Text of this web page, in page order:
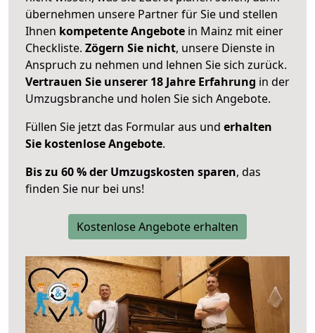
übernehmen unsere Partner für Sie und stellen
Ihnen kompetente Angebote in Mainz mit einer
Checkliste. Zögern Sie nicht, unsere Dienste in
Anspruch zu nehmen und lehnen Sie sich zurück.
Vertrauen Sie unserer 18 Jahre Erfahrung in der
Umzugsbranche und holen Sie sich Angebote.
Füllen Sie jetzt das Formular aus und erhalten
Sie kostenlose Angebote.
Bis zu 60 % der Umzugskosten sparen, das
finden Sie nur bei uns!
Kostenlose Angebote erhalten